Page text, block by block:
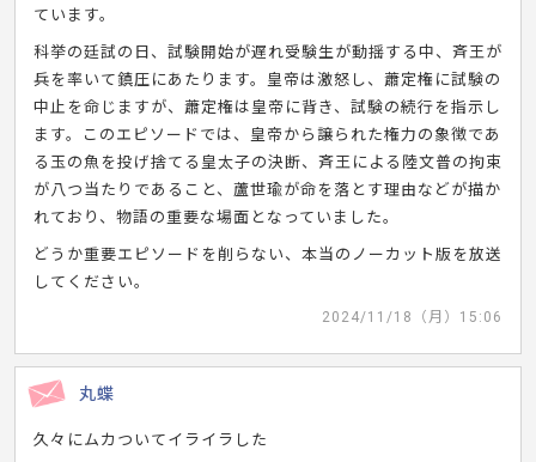
ています。
科挙の廷試の日、試験開始が遅れ受験生が動揺する中、斉王が
兵を率いて鎮圧にあたります。皇帝は激怒し、蕭定権に試験の
中止を命じますが、蕭定権は皇帝に背き、試験の続行を指示し
ます。このエピソードでは、皇帝から譲られた権力の象徴であ
る玉の魚を投げ捨てる皇太子の決断、斉王による陸文普の拘束
が八つ当たりであること、蘆世瑜が命を落とす理由などが描か
れており、物語の重要な場面となっていました。
どうか重要エピソードを削らない、本当のノーカット版を放送
してください。
2024/11/18（月）15:06
丸蝶
久々にムカついてイライラした